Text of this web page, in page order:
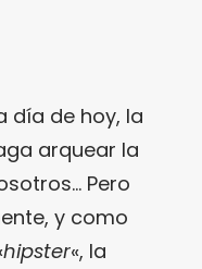
día de hoy, la
arquear la
Pero
y como
hipster«, la